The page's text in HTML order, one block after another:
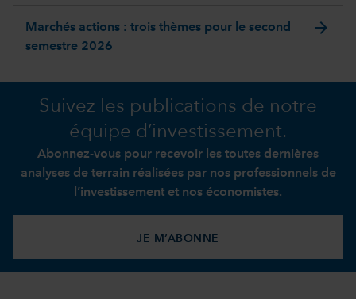
Marchés actions : trois thèmes pour le second
semestre 2026
arrow_forward
Suivez les publications de notre
équipe d’investissement.
Abonnez-vous pour recevoir les toutes dernières
analyses de terrain réalisées par nos professionnels de
l’investissement et nos économistes.
JE M’ABONNE